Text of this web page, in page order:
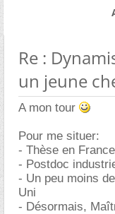
Re :
un jeune
A mon tour
Pour me situer:
- Thèse en France
- Postdoc
- Un peu moins
Uni
- Désormais,